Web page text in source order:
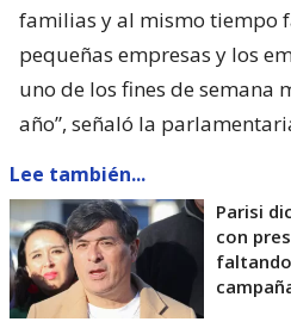
familias y al mismo tiempo
pequeñas empresas y los
uno de los fines de semana
año”, señaló la
Lee también...
Parisi
con